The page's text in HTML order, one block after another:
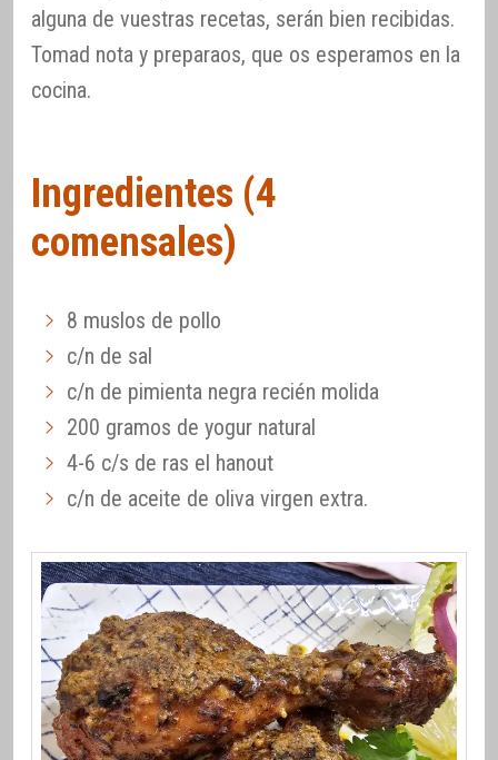
alguna de vuestras recetas, serán bien recibidas.
Tomad nota y preparaos, que os esperamos en la
cocina.
Ingredientes (4
comensales)
8 muslos de pollo
c/n de sal
c/n de pimienta negra recién molida
200 gramos de yogur natural
4-6 c/s de ras el hanout
c/n de aceite de oliva virgen extra.